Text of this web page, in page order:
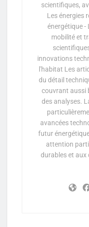
scientifiques,
Les énergies
énergétique -
mobilité et
innovations
l'habitat Les
du détail
couvrant aussi
des analyses.
avancées
futur
attention
durables et aux